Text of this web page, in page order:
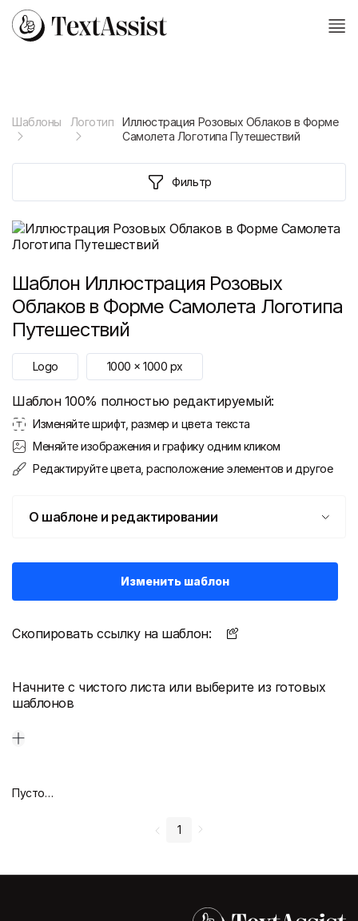
Шаблоны Логотип
Иллюстрация Розовых Облаков в Форме
Самолета Логотипа Путешествий
Фильтр
Шаблон Иллюстрация Розовых
Облаков в Форме Самолета Логотипа
Путешествий
Logo 1000 x1000 px
Шаблон 100% полностью редактируемый:
Изменяйте шрифт, размер и цвета текста
Меняйте изображения и графику одним кликом
Редактируйте цвета, расположение элементов и другое
О шаблоне и редактировании
Изменить шаблон
Скопировать ссылку на шаблон:
Начните с чистого листа или выберите из готовых
шаблонов
Пустой дизайн-макет
1